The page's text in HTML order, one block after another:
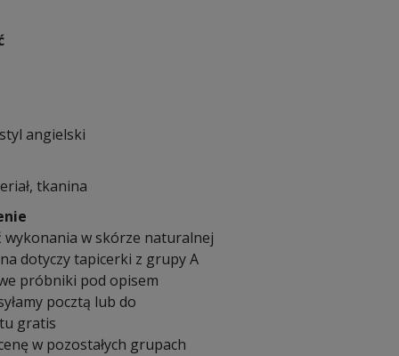
angielski
tkanina
wykonania w skórze naturalnej
dotyczy tapicerki z grupy A
próbniki pod opisem
pocztą lub do
gratis
w pozostałych grupach